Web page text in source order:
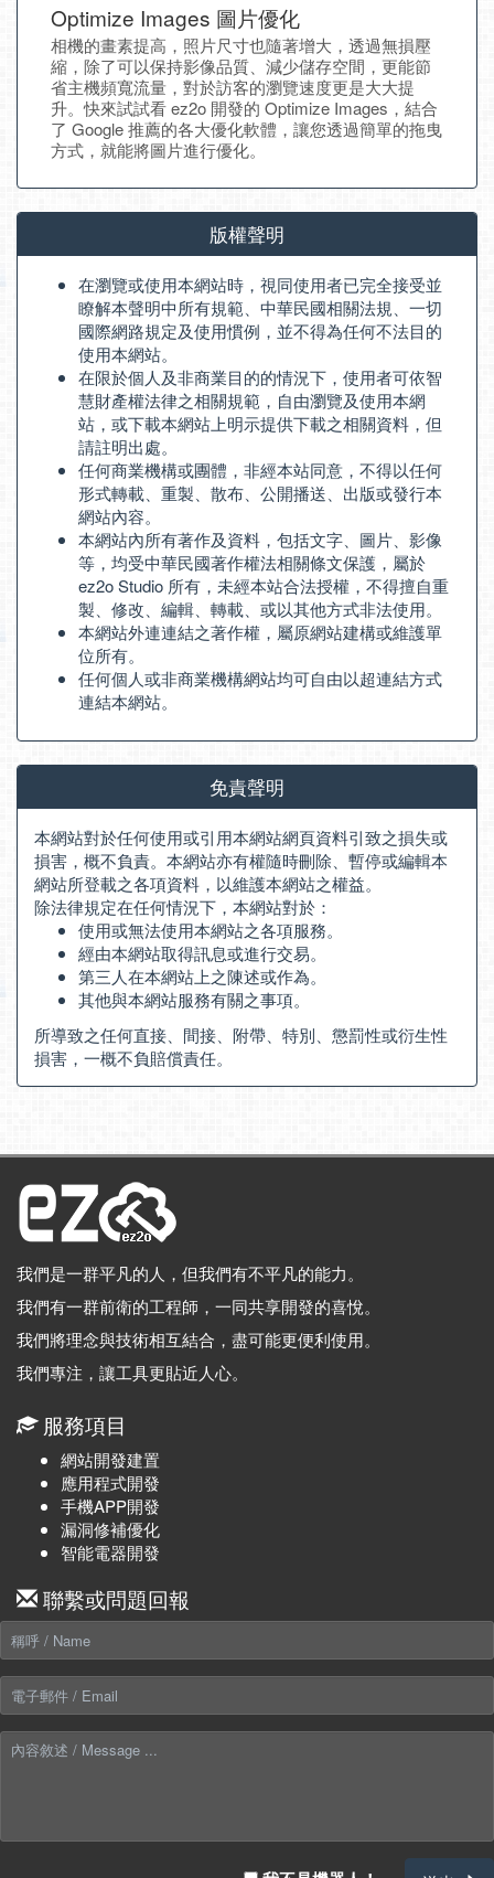
Optimize Images 圖片優化
相機的畫素提高，照片尺寸也隨著增大，透過無損壓
縮，除了可以保持影像品質、減少儲存空間，更能節
省主機頻寬流量，對於訪客的瀏覽速度更是大大提
升。快來試試看 ez2o 開發的 Optimize Images，結合
了 Google 推薦的各大優化軟體，讓您透過簡單的拖曳
方式，就能將圖片進行優化。
版權聲明
在瀏覽或使用本網站時，視同使用者已完全接受並
瞭解本聲明中所有規範、中華民國相關法規、一切
國際網路規定及使用慣例，並不得為任何不法目的
使用本網站。
在限於個人及非商業目的的情況下，使用者可依智
慧財產權法律之相關規範，自由瀏覽及使用本網
站，或下載本網站上明示提供下載之相關資料，但
請註明出處。
任何商業機構或團體，非經本站同意，不得以任何
形式轉載、重製、散布、公開播送、出版或發行本
網站內容。
本網站內所有著作及資料，包括文字、圖片、影像
等，均受中華民國著作權法相關條文保護，屬於
ez2o Studio 所有，未經本站合法授權，不得擅自重
製、修改、編輯、轉載、或以其他方式非法使用。
本網站外連連結之著作權，屬原網站建構或維護單
位所有。
任何個人或非商業機構網站均可自由以超連結方式
連結本網站。
免責聲明
本網站對於任何使用或引用本網站網頁資料引致之損失或
損害，概不負責。本網站亦有權隨時刪除、暫停或編輯本
網站所登載之各項資料，以維護本網站之權益。
除法律規定在任何情況下，本網站對於：
使用或無法使用本網站之各項服務。
經由本網站取得訊息或進行交易。
第三人在本網站上之陳述或作為。
其他與本網站服務有關之事項。
所導致之任何直接、間接、附帶、特別、懲罰性或衍生性
損害，一概不負賠償責任。
我們是一群平凡的人，但我們有不平凡的能力。
我們有一群前衛的工程師，一同共享開發的喜悅。
我們將理念與技術相互結合，盡可能更便利使用。
我們專注，讓工具更貼近人心。
服務項目
網站開發建置
應用程式開發
手機APP開發
漏洞修補優化
智能電器開發
聯繫或問題回報